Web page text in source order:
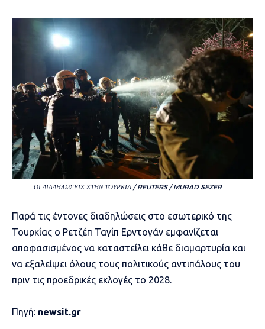
ΟΙ ΔΙΑΔΗΛΏΣΕΙΣ ΣΤΗΝ ΤΟΥΡΚΊΑ / REUTERS / MURAD SEZER
Παρά τις έντονες διαδηλώσεις στο εσωτερικό της
Τουρκίας ο Ρετζέπ Ταγίπ Ερντογάν εμφανίζεται
αποφασισμένος να καταστείλει κάθε διαμαρτυρία και
να εξαλείψει όλους τους πολιτικούς αντιπάλους του
πριν τις προεδρικές εκλογές το 2028.
Πηγή: newsit.gr